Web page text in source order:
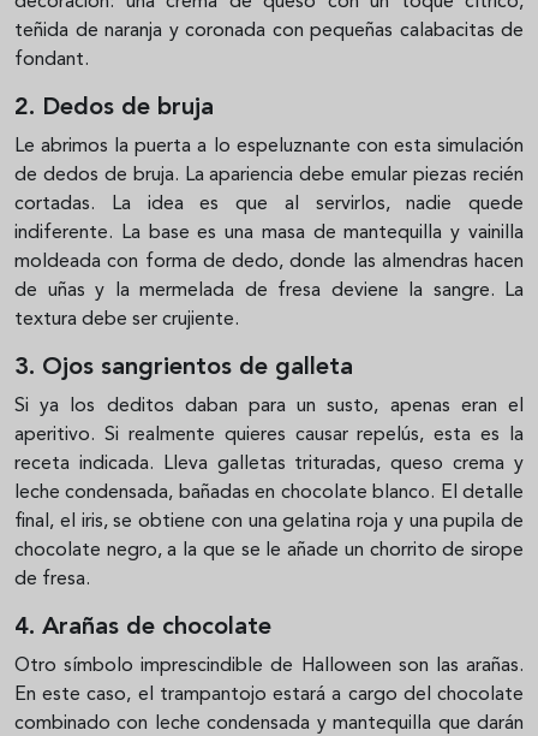
teñida de naranja y coronada con pequeñas calabacitas de
fondant.
2. Dedos de bruja
Le abrimos la puerta a lo espeluznante con esta simulación
de dedos de bruja. La apariencia debe emular piezas recién
cortadas. La idea es que al servirlos, nadie quede
indiferente. La base es una masa de mantequilla y vainilla
moldeada con forma de dedo, donde las almendras hacen
de uñas y la mermelada de fresa deviene la sangre. La
textura debe ser crujiente.
3. Ojos sangrientos de galleta
Si ya los deditos daban para un susto, apenas eran el
aperitivo. Si realmente quieres causar repelús, esta es la
receta indicada. Lleva galletas trituradas, queso crema y
leche condensada, bañadas en chocolate blanco. El detalle
final, el iris, se obtiene con una gelatina roja y una pupila de
chocolate negro, a la que se le añade un chorrito de sirope
de fresa.
4. Arañas de chocolate
Otro símbolo imprescindible de Halloween son las arañas.
En este caso, el trampantojo estará a cargo del chocolate
combinado con leche condensada y mantequilla que darán